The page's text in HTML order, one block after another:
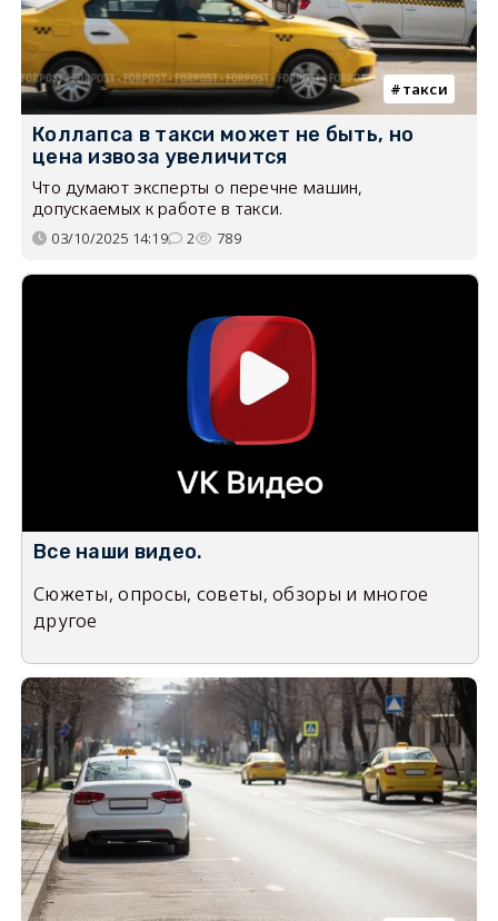
такси
Коллапса в такси может не быть, но
цена извоза увеличится
Что думают эксперты о перечне машин,
допускаемых к работе в такси.
03/10/2025 14:19 2 789
Все наши видео.
Сюжеты, опросы, советы, обзоры и многое
другое